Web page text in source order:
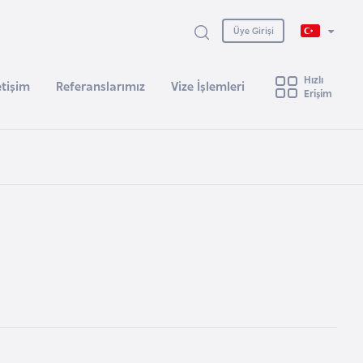
Üye Girişi
Referanslarımız Vize İşlemleri
Hızlı
Erişim